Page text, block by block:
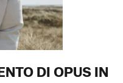
DI OPUS IN